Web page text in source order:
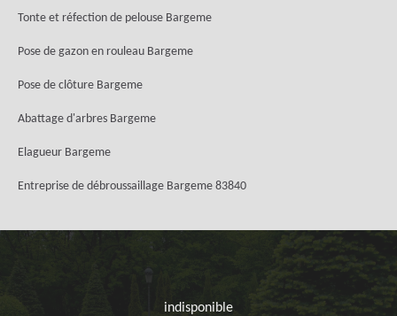
Tonte et réfection de pelouse Bargeme
Pose de gazon en rouleau Bargeme
Pose de clôture Bargeme
Abattage d'arbres Bargeme
Elagueur Bargeme
Entreprise de débroussaillage Bargeme 83840
indisponible